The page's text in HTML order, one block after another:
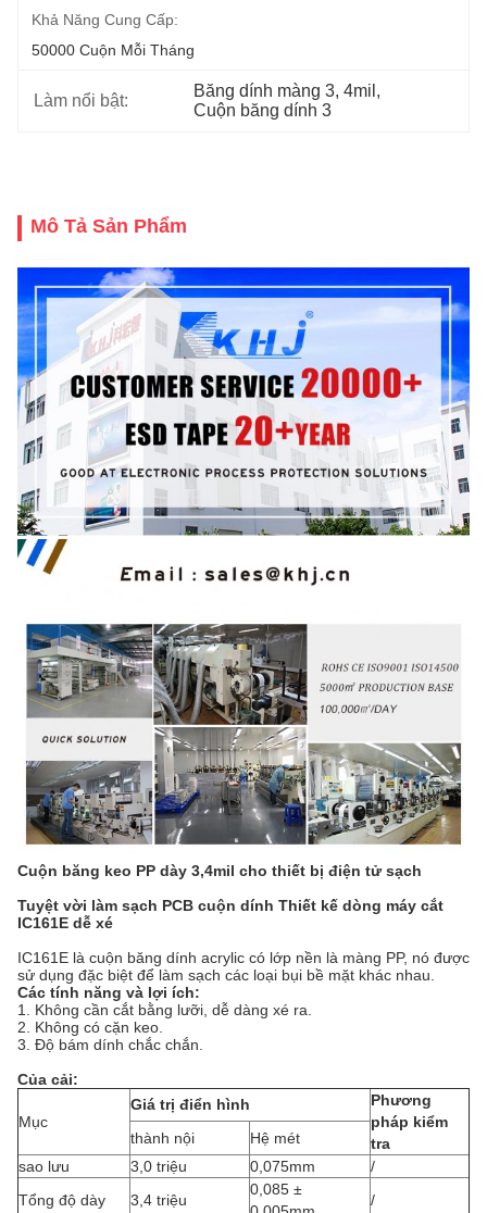
Khả Năng Cung Cấp:
50000 Cuộn Mỗi Tháng
Làm nổi bật:
Băng dính màng 3, 4mil ,
Cuộn băng dính 3
Mô Tả Sản Phẩm
Cuộn băng keo PP dày 3,4mil cho thiết bị điện tử sạch
Tuyệt vời làm sạch PCB cuộn dính Thiết kế dòng máy cắt
IC161E dễ xé
IC161E là cuộn băng dính acrylic có lớp nền là màng PP, nó được
sử dụng đặc biệt để làm sạch các loại bụi bề mặt khác nhau.
Các tính năng và lợi ích:
1. Không cần cắt bằng lưỡi, dễ dàng xé ra.
2. Không có cặn keo.
3. Độ bám dính chắc chắn.
Của cải:
Mục
Giá trị điển hình
Phương
pháp kiểm
tra
thành nội
Hệ mét
sao lưu
3,0 triệu 0,075mm
/
Tổng độ dày
3,4 triệu
0,085 ±
/